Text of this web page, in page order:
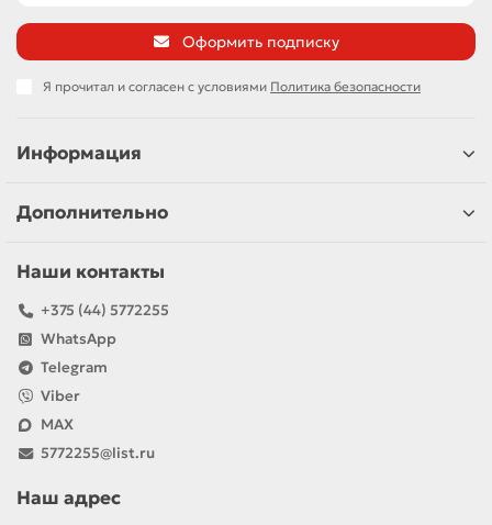
Оформить подписку
Я прочитал и согласен с условиями Политика безопасности
Информация
Дополнительно
Наши контакты
+375 (44) 5772255
WhatsApp
Telegram
Viber
MAX
5772255@list.ru
Наш адрес